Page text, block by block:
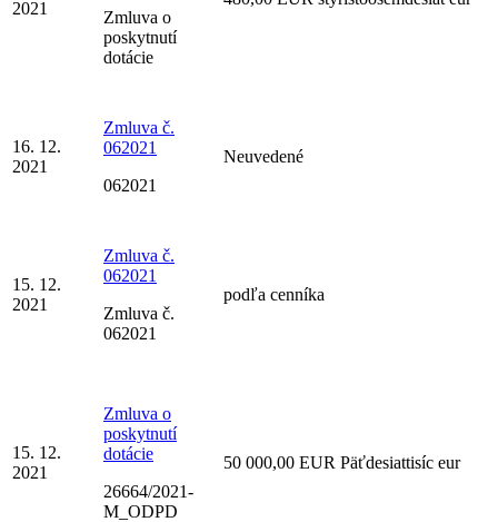
2021
Zmluva o
poskytnutí
dotácie
16. 12.
2021
Zmluva č.
062021
062021
Neuvedené
15. 12.
2021
Zmluva č.
062021
Zmluva č.
062021
podľa cenníka
15. 12.
2021
Zmluva o
poskytnutí
dotácie
26664/2021-
M_ODPD
50 000,00 EUR Päťdesiattisíc eur